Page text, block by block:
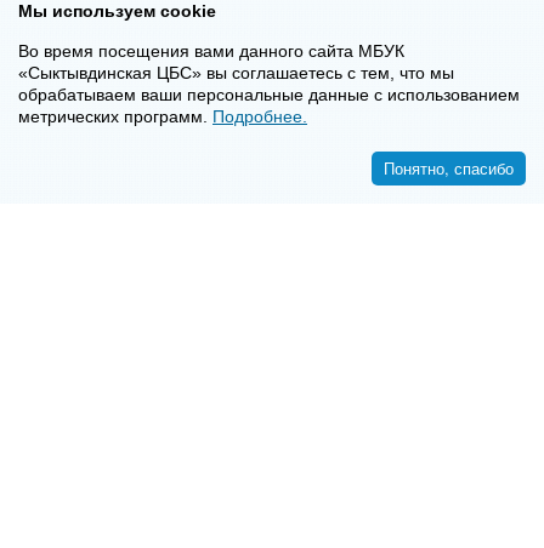
Мы используем cookie
Во время посещения вами данного сайта МБУК
«Сыктывдинская ЦБС» вы соглашаетесь с тем, что мы
обрабатываем ваши персональные данные с использованием
метрических программ. Подробнее.
Понятно, спасибо